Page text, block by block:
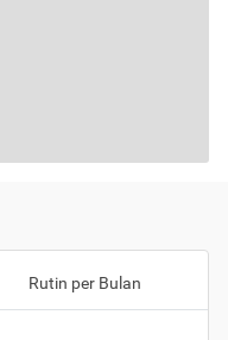
Rutin per Bulan